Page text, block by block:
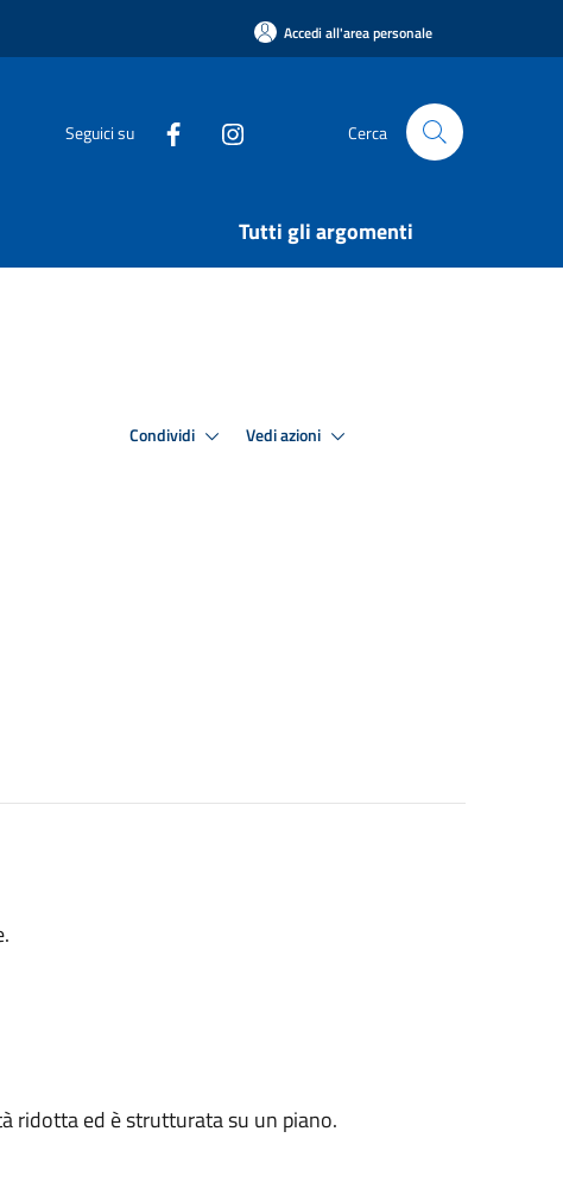
Accedi all'area personale
Seguici su Cerca
Tutti gli argomenti
Condividi Vedi azioni
ridotta ed è strutturata su un piano.